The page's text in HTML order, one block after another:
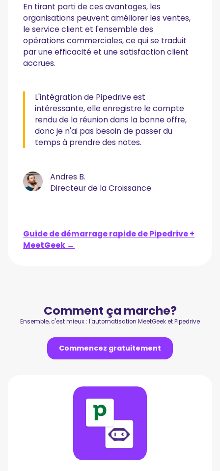
En tirant parti de ces avantages, les
organisations peuvent améliorer les ventes,
le service client et l'ensemble des
opérations commerciales, ce qui se traduit
par une efficacité et une satisfaction client
accrues.
L'intégration de Pipedrive est
intéressante, elle enregistre le compte
rendu de la réunion dans la bonne offre,
donc je n'ai pas besoin de passer du
temps à prendre des notes.
Andres B.
Directeur de la Croissance
Guide de démarrage rapide de Pipedrive +
MeetGeek →
Comment ça marche?
Ensemble, c'est mieux : l'automatisation MeetGeek et Pipedrive
Commencez gratuitement